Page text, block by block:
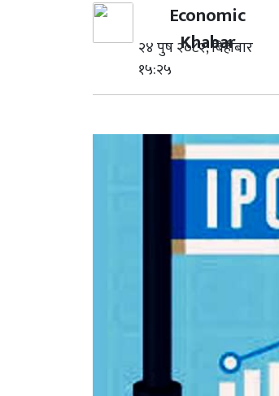
Economic
Khabar
२४ पुष २०८२, बिहीबार
१५:२५